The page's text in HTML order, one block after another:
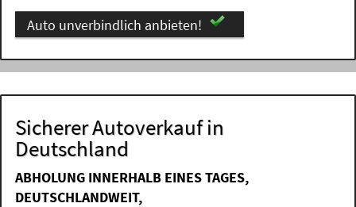
Auto unverbindlich anbieten!
Sicherer Autoverkauf in
Deutschland
ABHOLUNG INNERHALB EINES TAGES,
DEUTSCHLANDWEIT,